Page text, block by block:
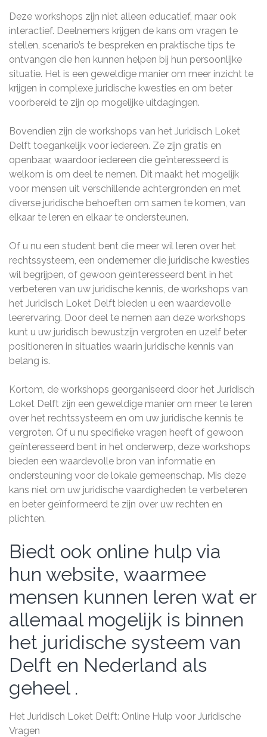
Deze workshops zijn niet alleen educatief, maar ook
interactief. Deelnemers krijgen de kans om vragen te
stellen, scenario’s te bespreken en praktische tips te
ontvangen die hen kunnen helpen bij hun persoonlijke
situatie. Het is een geweldige manier om meer inzicht te
krijgen in complexe juridische kwesties en om beter
voorbereid te zijn op mogelijke uitdagingen.
Bovendien zijn de workshops van het Juridisch Loket
Delft toegankelijk voor iedereen. Ze zijn gratis en
openbaar, waardoor iedereen die geïnteresseerd is
welkom is om deel te nemen. Dit maakt het mogelijk
voor mensen uit verschillende achtergronden en met
diverse juridische behoeften om samen te komen, van
elkaar te leren en elkaar te ondersteunen.
Of u nu een student bent die meer wil leren over het
rechtssysteem, een ondernemer die juridische kwesties
wil begrijpen, of gewoon geïnteresseerd bent in het
verbeteren van uw juridische kennis, de workshops van
het Juridisch Loket Delft bieden u een waardevolle
leerervaring. Door deel te nemen aan deze workshops
kunt u uw juridisch bewustzijn vergroten en uzelf beter
positioneren in situaties waarin juridische kennis van
belang is.
Kortom, de workshops georganiseerd door het Juridisch
Loket Delft zijn een geweldige manier om meer te leren
over het rechtssysteem en om uw juridische kennis te
vergroten. Of u nu specifieke vragen heeft of gewoon
geïnteresseerd bent in het onderwerp, deze workshops
bieden een waardevolle bron van informatie en
ondersteuning voor de lokale gemeenschap. Mis deze
kans niet om uw juridische vaardigheden te verbeteren
en beter geïnformeerd te zijn over uw rechten en
plichten.
Biedt ook online hulp via
hun website, waarmee
mensen kunnen leren wat er
allemaal mogelijk is binnen
het juridische systeem van
Delft en Nederland als
geheel .
Het Juridisch Loket Delft: Online Hulp voor Juridische
Vragen